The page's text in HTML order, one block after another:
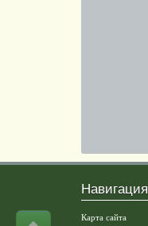
Навигация
Карта сайта